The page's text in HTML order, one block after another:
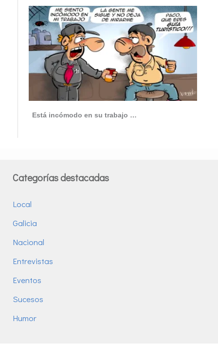
Está incómodo en su trabajo …
Categorías destacadas
Local
Galicia
Nacional
Entrevistas
Eventos
Sucesos
Humor